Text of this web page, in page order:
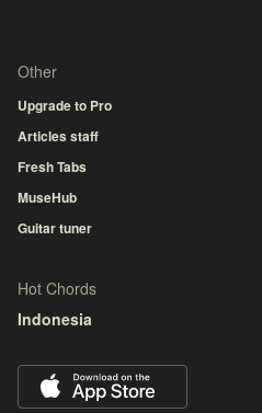
Other
Upgrade to Pro
Articles staff
Fresh Tabs
MuseHub
Guitar tuner
Hot Chords
Indonesia